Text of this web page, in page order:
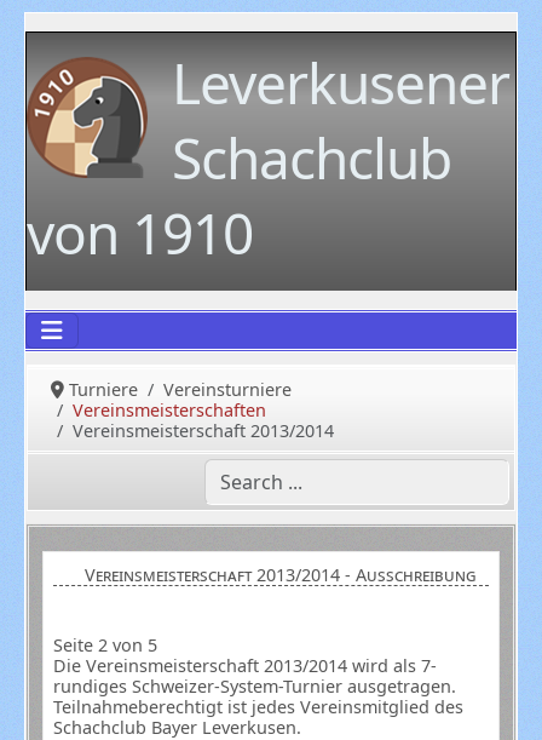
Leverkusener
Schachclub
von 1910
Turniere
Vereinsturniere
Vereinsmeisterschaften
Vereinsmeisterschaft 2013/2014
Vereinsmeisterschaft 2013/2014 - Ausschreibung
Seite 2 von 5
Die Vereinsmeisterschaft 2013/2014 wird als 7-
rundiges Schweizer-System-Turnier ausgetragen.
Teilnahmeberechtigt ist jedes Vereinsmitglied des
Schachclub Bayer Leverkusen.